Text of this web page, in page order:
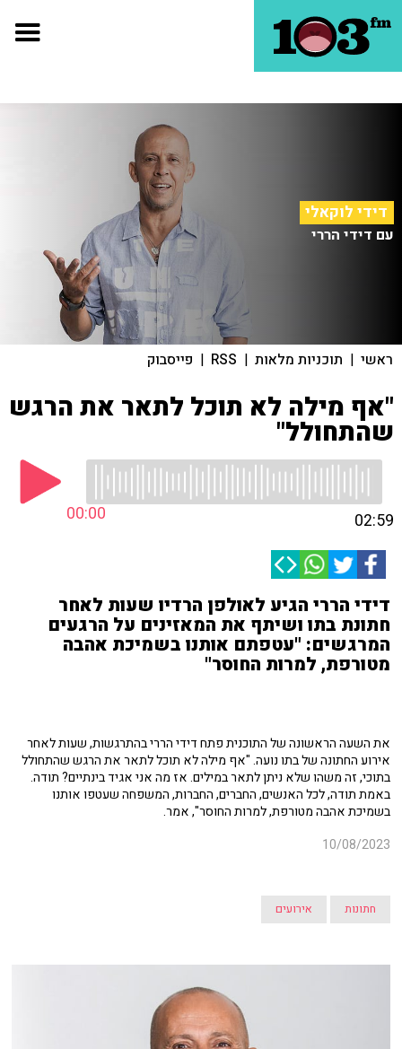
דידי לוקאלי
עם דידי הררי
ראשי | תוכניות מלאות |
RSS
| פייסבוק
"אף מילה לא תוכל לתאר את הרגש
שהתחולל"
00:00 02:59
דידי הררי הגיע לאולפן הרדיו שעות לאחר
חתונת בתו ושיתף את המאזינים על הרגעים
המרגשים: "עטפתם אותנו בשמיכת אהבה
מטורפת, למרות החוסר"
את השעה הראשונה של התוכנית פתח דידי הררי בהתרגשות, שעות לאחר
אירוע החתונה של בתו נועה. "אף מילה לא תוכל לתאר את הרגש שהתחולל
בתוכי, זה משהו שלא ניתן לתאר במילים. אז מה אני אגיד בינתיים? תודה.
באמת תודה, לכל האנשים, החברים, החברות, המשפחה שעטפו אותנו
בשמיכת אהבה מטורפת, למרות החוסר", אמר.
10/08/2023
חתונות אירועים